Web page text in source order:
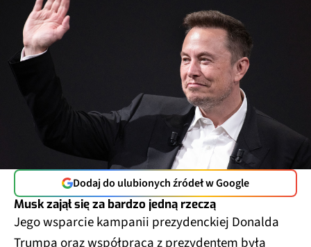
Dodaj do ulubionych źródeł w Google
Musk zajął się za bardzo jedną rzeczą
Jego wsparcie kampanii prezydenckiej Donalda
Trumpa oraz współpraca z prezydentem była